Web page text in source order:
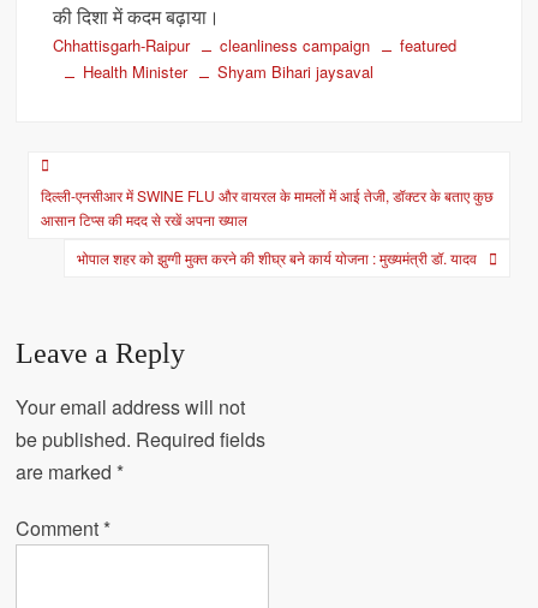
की दिशा में कदम बढ़ाया।
Chhattisgarh-Raipur cleanliness campaign
featured
Health Minister
Shyam Bihari jaysaval
Post
navigation
दिल्ली-एनसीआर में SWINE FLU और वायरल के मामलों में आई तेजी, डॉक्टर के बताए कुछ
आसान टिप्स की मदद से रखें अपना ख्याल
भोपाल शहर को झुग्गी मुक्त करने की शीघ्र बने कार्य योजना : मुख्यमंत्री डॉ. यादव
Leave a Reply
Your email address will not
be published. Required fields
are marked *
Comment *